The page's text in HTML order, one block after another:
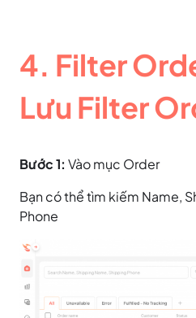
4. Filter
Lưu Filter
Bước 1: Vào mục Order
Bạn có thể tìm kiếm Name,
Phone